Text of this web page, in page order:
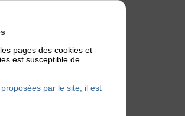
pages des cookies et
est susceptible de
par le site, il est